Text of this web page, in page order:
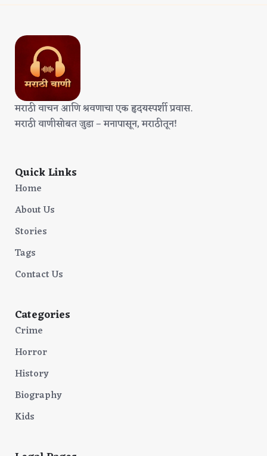
मराठी वाचन आणि श्रवणाचा एक हृदयस्पर्शी प्रवास.
मराठी वाणीसोबत जुडा – मनापासून, मराठीतून!
Quick Links
Home
About Us
Stories
Tags
Contact Us
Categories
Crime
Horror
History
Biography
Kids